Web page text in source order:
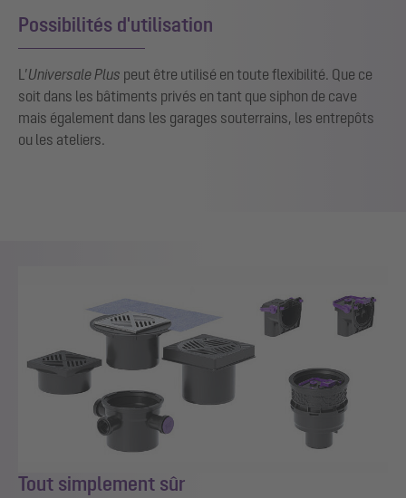
Possibilités d'utilisation
L’Universale Plus peut être utilisé en toute flexibilité. Que ce
soit dans les bâtiments privés en tant que siphon de cave
mais également dans les garages souterrains, les entrepôts
ou les ateliers.
Tout simplement sûr